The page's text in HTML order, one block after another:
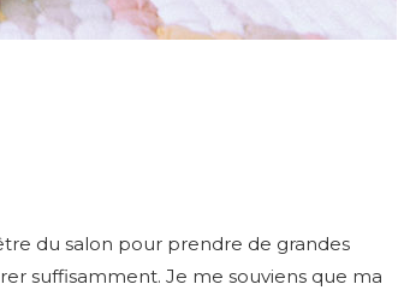
du salon pour prendre de grandes
suffisamment. Je me souviens que ma